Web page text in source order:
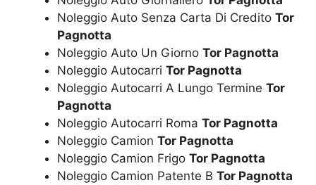
Noleggio Auto Senza Carta Di Credito Tor
Pagnotta
Noleggio Auto Un Giorno Tor Pagnotta
Noleggio Autocarri Tor Pagnotta
Noleggio Autocarri A Lungo Termine Tor
Pagnotta
Noleggio Autocarri Roma Tor Pagnotta
Noleggio Camion Tor Pagnotta
Noleggio Camion Frigo Tor Pagnotta
Noleggio Camion Patente B Tor Pagnotta